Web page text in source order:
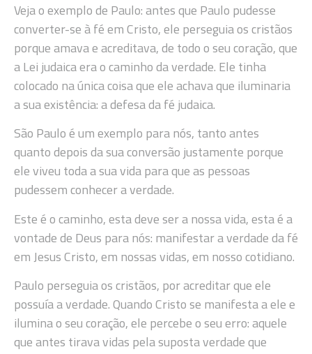
Veja o exemplo de Paulo: antes que Paulo pudesse
converter-se à fé em Cristo, ele perseguia os cristãos
porque amava e acreditava, de todo o seu coração, que
a Lei judaica era o caminho da verdade. Ele tinha
colocado na única coisa que ele achava que iluminaria
a sua existência: a defesa da fé judaica.
São Paulo é um exemplo para nós, tanto antes
quanto depois da sua conversão justamente porque
ele viveu toda a sua vida para que as pessoas
pudessem conhecer a verdade.
Este é o caminho, esta deve ser a nossa vida, esta é a
vontade de Deus para nós: manifestar a verdade da fé
em Jesus Cristo, em nossas vidas, em nosso cotidiano.
Paulo perseguia os cristãos, por acreditar que ele
possuía a verdade. Quando Cristo se manifesta a ele e
ilumina o seu coração, ele percebe o seu erro: aquele
que antes tirava vidas pela suposta verdade que